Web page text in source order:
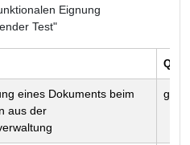
Eignung
Test"
eines Dokuments beim
aus der